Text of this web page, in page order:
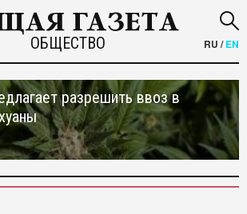
ОБЩЕСТВО RU /EN
разрешить ввоз в